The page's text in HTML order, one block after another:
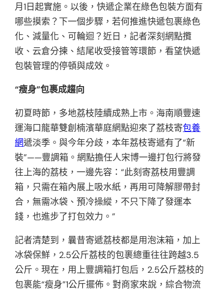
月1日起實施。以後，快遞企業在綠色包裝方面有
哪些摸索？下一個步驟，若何推進快遞包裹綠色
化、減量化、可輪迴？近日，記者深刻網點攬
收、云倉分揀、結尾收受接管等環節，看望快遞
包裝管理的停頓與成效。
“瘦身”包裹成趨向
初夏時節，多地荔枝陸續成熟上市。海南順豐速
運海口龍華雙創楠濱華庭網點迎來了荔枝寄包養
網遞淡季。與今年分歧，本年荔枝寄遞有了“新
裝”——豐調箱。網點擔任人宋博一邊打包行將發
往上海的荔枝，一邊先容：“此刻寄荔枝用豐調
箱，只需在箱內展上吸水紙，再用可降解膠帶封
合，無需冰袋、預冷操縱，不只下降了發運本
錢，也進步了打包效力。”
記者清楚到，曩昔寄遞荔枝都是用泡沫箱，加上
冰袋保鮮，2.5公斤荔枝的包裹總重往往跨越3.5
公斤。現在，用上豐調箱打包后，2.5公斤荔枝的
包裹能“瘦身”1公斤擺佈。對商家來說，綜合物流